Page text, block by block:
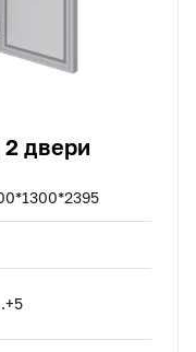
двери